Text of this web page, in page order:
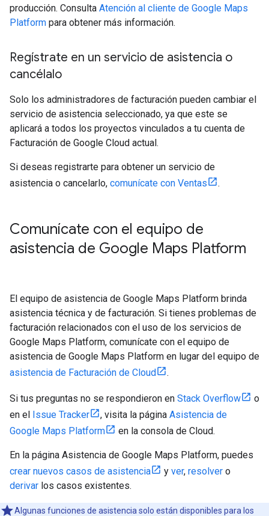
producción. Consulta Atención al cliente de Google Maps
Platform para obtener más información.
Regístrate en un servicio de asistencia o
cancélalo
Solo los administradores de facturación pueden cambiar el
servicio de asistencia seleccionado, ya que este se
aplicará a todos los proyectos vinculados a tu cuenta de
Facturación de Google Cloud actual.
Si deseas registrarte para obtener un servicio de
asistencia o cancelarlo, comunícate con Ventas .
Comunícate con el equipo de
asistencia de Google Maps Platform
El equipo de asistencia de Google Maps Platform brinda
asistencia técnica y de facturación. Si tienes problemas de
facturación relacionados con el uso de los servicios de
Google Maps Platform, comunícate con el equipo de
asistencia de Google Maps Platform en lugar del equipo de
asistencia de Facturación de Cloud
.
Si tus preguntas no se respondieron en Stack Overflow
o
en el Issue Tracker , visita la página Asistencia de
Google Maps Platform
en la consola de Cloud.
En la página Asistencia de Google Maps Platform, puedes
crear nuevos casos de asistencia
y ver, resolver o
derivar los casos existentes.
Algunas funciones de asistencia solo están disponibles para los